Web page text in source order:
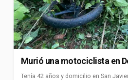
Murió una motociclista en
Tenía 42 años y domicilio en San